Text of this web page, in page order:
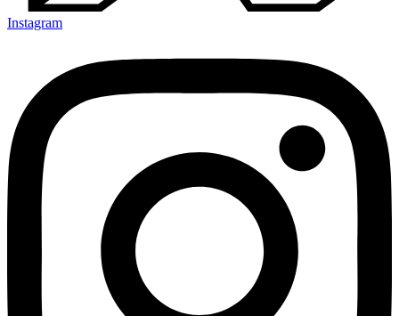
Instagram